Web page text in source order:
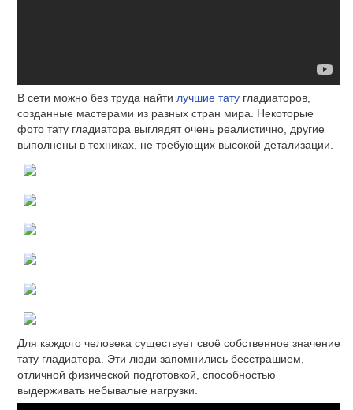
В сети можно без труда найти лучшие тату гладиаторов,
созданные мастерами из разных стран мира. Некоторые
фото тату гладиатора выглядят очень реалистично, другие
выполнены в техниках, не требующих высокой детализации.
Для каждого человека существует своё собственное значение
тату гладиатора. Эти люди запомнились бесстрашием,
отличной физической подготовкой, способностью
выдерживать небывалые нагрузки.